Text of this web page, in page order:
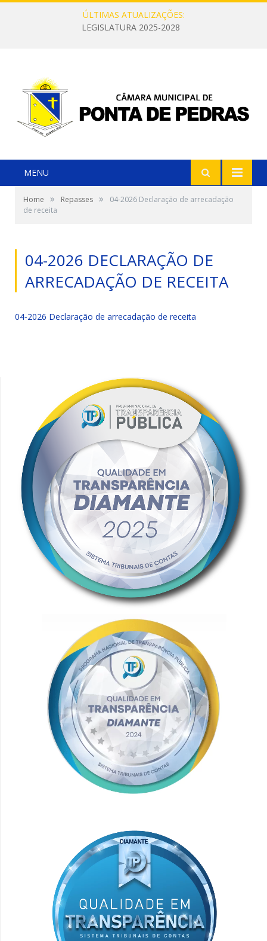
ÚLTIMAS ATUALIZAÇÕES:
LEGISLATURA 2025-2028
MENU
Home » Repasses »
04-2026 Declaração de arrecadação
de receita
04-2026 DECLARAÇÃO DE
ARRECADAÇÃO DE RECEITA
04-2026 Declaração de arrecadação de receita